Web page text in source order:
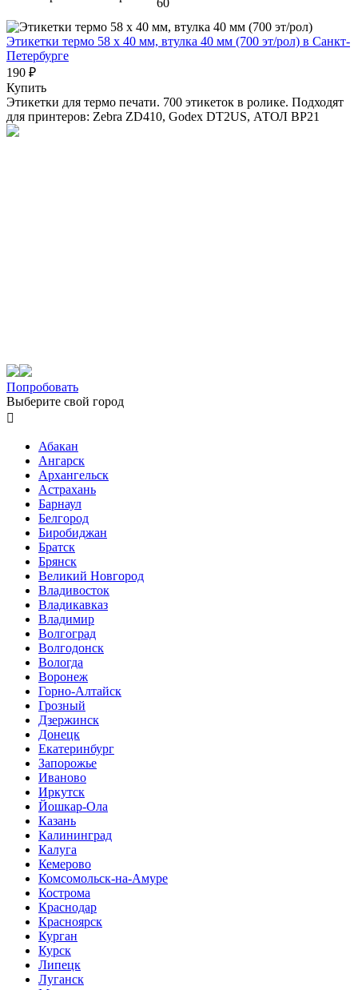
Этикетки термо 58 х 40 мм, втулка 40 мм (700 эт/рол) в Санкт-
Петербурге
190 ₽
Купить
Этикетки для термо печати. 700 этикеток в ролике. Подходят
для принтеров: Zebra ZD410, Godex DT2US, АТОЛ BP21
Попробовать
Выберите свой город

Абакан
Ангарск
Архангельск
Астрахань
Барнаул
Белгород
Биробиджан
Братск
Брянск
Великий Новгород
Владивосток
Владикавказ
Владимир
Волгоград
Волгодонск
Вологда
Воронеж
Горно-Алтайск
Грозный
Дзержинск
Донецк
Екатеринбург
Запорожье
Иваново
Иркутск
Йошкар-Ола
Казань
Калининград
Калуга
Кемерово
Комсомольск-на-Амуре
Кострома
Краснодар
Красноярск
Курган
Курск
Липецк
Луганск